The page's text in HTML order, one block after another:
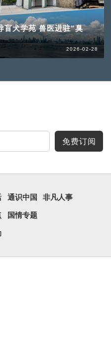
盲犬学苑 兽医进驻“臭
2026-02-28
免费订阅
通识中国 非凡人事
国情专题